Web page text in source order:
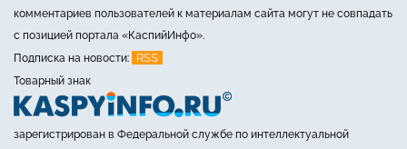
комментариев пользователей к материалам сайта могут не совпадать
с позицией портала «КаспийИнфо».
Подписка на новости:
RSS
Товарный знак
зарегистрирован в Федеральной службе по интеллектуальной